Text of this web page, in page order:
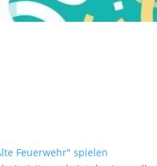
Feuerwehr" spielen